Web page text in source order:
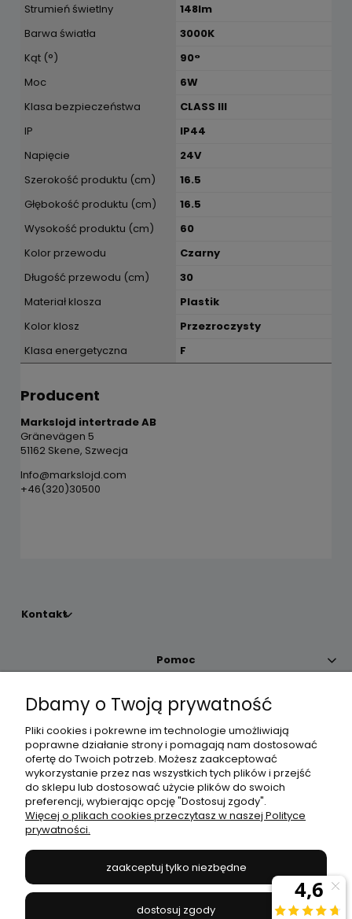
Strumień świetlny
148lm
Barwa światła
3000K
Kąt (°)
90°
Moc
6W
Klasa bezpieczeństwa
CLASS III
IP
IP44
Napięcie
24V
Szerokość produktu (cm)
16.5
Głębokość produktu (cm)
16.5
Wysokość produktu (cm)
60
Kolor przewodu
Czarny
Długość przewodu (cm)
30
Materiał klosza
Plastik
Kolor klosz
Przezroczysty
Klasa energetyczna
F
Producent
Markslojd intertrade AB
Gränevägen 5
51162 Skene, Szwecja
Info@markslojd.com
+46(320)30500
Kontakt
Pomoc
Moje konto
Płatności i dostawa
Informacje
JANEX
669-050-03-43
504 545 749//E-mail:sklep@janexmarket.pl
Dbamy o Twoją prywatność
Pliki cookies i pokrewne im technologie umożliwiają
poprawne działanie strony i pomagają nam dostosować
ofertę do Twoich potrzeb. Możesz zaakceptować
wykorzystanie przez nas wszystkich tych plików i przejść
do sklepu lub dostosować użycie plików do swoich
preferencji, wybierając opcję "Dostosuj zgody".
Więcej o plikach cookies przeczytasz w naszej Polityce
prywatności.
zaakceptuj tylko niezbędne
dostosuj zgody